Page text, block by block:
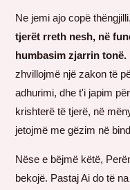
Ne jemi ajo copë thëngjilli.
tjerët rreth nesh, në
humbasim zjarrin tonë.
zhvillojmë një zakon të
adhurimi, dhe t'i japim
krishterë të tjerë, në
jetojmë me gëzim në
Nëse e bëjmë këtë,
bekojë. Pastaj Ai do të